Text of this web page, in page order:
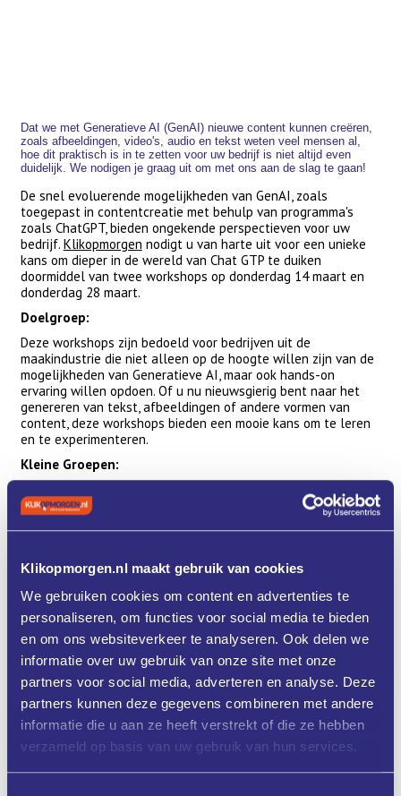
Klikopmorgen.nl maakt gebruik van cookies
We gebruiken cookies om content en advertenties te
personaliseren, om functies voor social media te bieden
en om ons websiteverkeer te analyseren. Ook delen we
informatie over uw gebruik van onze site met onze
partners voor social media, adverteren en analyse. Deze
partners kunnen deze gegevens combineren met andere
informatie die u aan ze heeft verstrekt of die ze hebben
verzameld op basis van uw gebruik van hun services.
Dat we met Generatieve AI (GenAI) nieuwe content kunnen creëren,
zoals afbeeldingen, video's, audio en tekst weten veel mensen al,
hoe dit praktisch is in te zetten voor uw bedrijf is niet altijd even
duidelijk. We nodigen je graag uit om met ons aan de slag te gaan!
De snel evoluerende mogelijkheden van GenAI, zoals
toegepast in contentcreatie met behulp van programma's
zoals ChatGPT, bieden ongekende perspectieven voor uw
bedrijf. Klikopmorgen nodigt u van harte uit voor een unieke
kans om dieper in de wereld van Chat GTP te duiken
doormiddel van twee workshops op donderdag 14 maart en
donderdag 28 maart.
Doelgroep:
Deze workshops zijn bedoeld voor bedrijven uit de
maakindustrie die niet alleen op de hoogte willen zijn van de
mogelijkheden van Generatieve AI, maar ook hands-on
ervaring willen opdoen. Of u nu nieuwsgierig bent naar het
genereren van tekst, afbeeldingen of andere vormen van
content, deze workshops bieden een mooie kans om te leren
en te experimenteren.
Kleine Groepen:
10 deelnemers per workshop.
Werken op eigen laptop.
Programma
Datum: 14 en 28 maart (deelname aan beide dagen verplicht)
Tijd: 15.00-18.00 uur
Locatie: Brainport Development, Achtseweg Zuid 159H, 5651
GW Eindhoven